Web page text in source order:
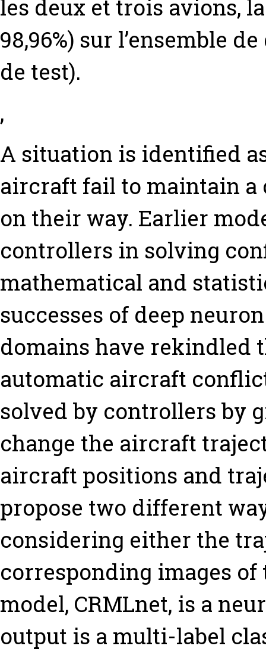
les deux et trois avions,
98,96%) sur l’ensemble
de test).
,
A situation is identified
aircraft fail to maintain a
on their way. Earlier
controllers in solving
mathematical and
successes of deep
domains have rekindled
automatic aircraft
solved by controllers by
change the aircraft
aircraft positions and
propose two different
considering either the
corresponding images
model, CRMLnet, is a
output is a multi-label